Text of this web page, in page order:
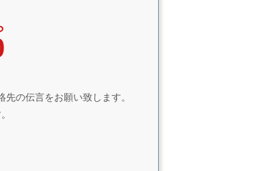
の伝言をお願い致します。